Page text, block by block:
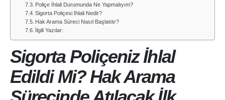
Poliçe İhlali Durumunda Ne Yapmalıyım?
Sigorta Poliçesi İhlali Nedir?
Hak Arama Süreci Nasıl Başlatılır?
İlgili Yazılar:
Sigorta Poliçeniz İhlal
Edildi Mi? Hak Arama